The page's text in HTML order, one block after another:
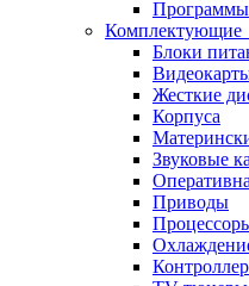
Программы
Комплектующие
Блоки
Жесткие
Корпуса
Звуковые
Приводы